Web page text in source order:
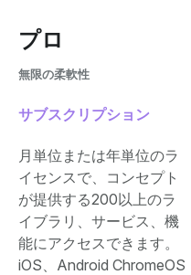
プロ
無限の柔軟性
サブスクリプション
月単位または年単位のラ
イセンスで、コンセプト
が提供する200以上のラ
イブラリ、サービス、機
能にアクセスできます。
iOS、Android ChromeOS